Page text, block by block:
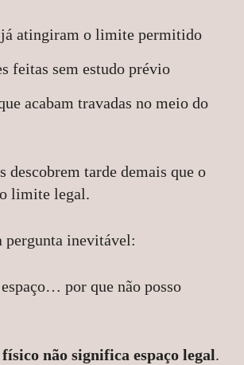
já atingiram o limite permitido
feitas sem estudo prévio
acabam travadas no meio do
tarde demais que o
limite legal.
pergunta inevitável:
por que não posso
físico não significa espaço legal.